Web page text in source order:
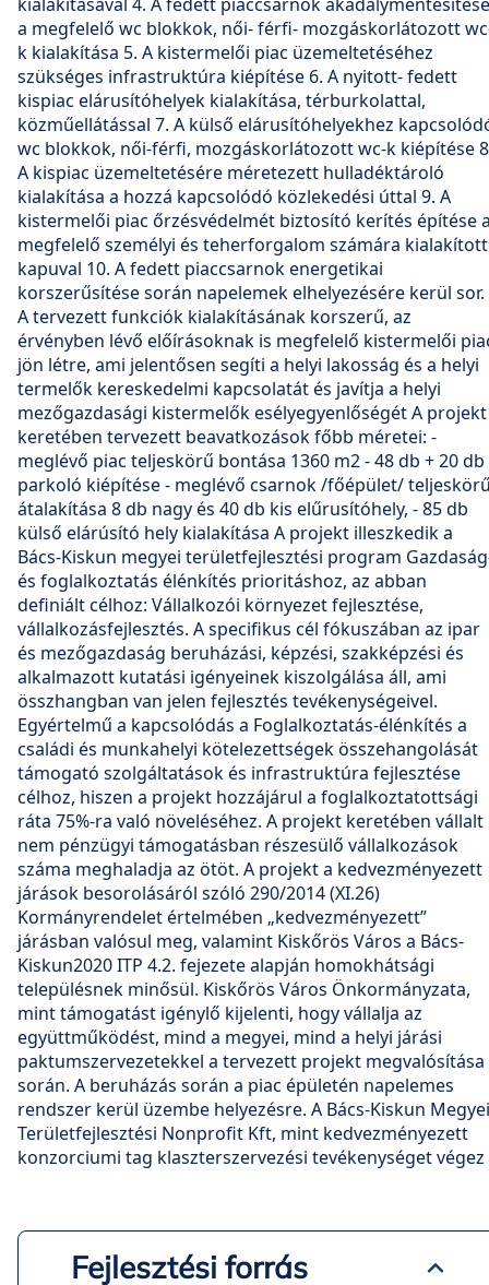
a megfelelő wc blokkok, női- férfi- mozgáskorlátozott
k kialakítása 5. A kistermelői piac üzemeltetéséhez
szükséges infrastruktúra kiépítése 6. A nyitott- fedett
kispiac elárusítóhelyek kialakítása, térburkolattal,
közműellátással 7. A külső elárusítóhelyekhez
wc blokkok, női-férfi, mozgáskorlátozott wc-k kiépítése
A kispiac üzemeltetésére méretezett hulladéktároló
kialakítása a hozzá kapcsolódó közlekedési úttal 9. A
kistermelői piac őrzésvédelmét biztosító kerítés építése
megfelelő személyi és teherforgalom számára kialakított
kapuval 10. A fedett piaccsarnok energetikai
korszerűsítése során napelemek elhelyezésére kerül sor.
A tervezett funkciók kialakításának korszerű, az
érvényben lévő előírásoknak is megfelelő kistermelői
jön létre, ami jelentősen segíti a helyi lakosság és a helyi
termelők kereskedelmi kapcsolatát és javítja a helyi
mezőgazdasági kistermelők esélyegyenlőségét A projekt
keretében tervezett beavatkozások főbb méretei: -
meglévő piac teljeskörű bontása 1360 m2 - 48 db + 20 db
parkoló kiépítése - meglévő csarnok /főépület/
átalakítása 8 db nagy és 40 db kis elűrusítóhely, - 85 db
külső elárúsító hely kialakítása A projekt illeszkedik a
Bács-Kiskun megyei területfejlesztési program
és foglalkoztatás élénkítés prioritáshoz, az abban
definiált célhoz: Vállalkozói környezet fejlesztése,
vállalkozásfejlesztés. A specifikus cél fókuszában az ipar
és mezőgazdaság beruházási, képzési, szakképzési és
alkalmazott kutatási igényeinek kiszolgálása áll, ami
összhangban van jelen fejlesztés tevékenységeivel.
Egyértelmű a kapcsolódás a Foglalkoztatás-élénkítés a
családi és munkahelyi kötelezettségek összehangolását
támogató szolgáltatások és infrastruktúra fejlesztése
célhoz, hiszen a projekt hozzájárul a foglalkoztatottsági
ráta 75%-ra való növeléséhez. A projekt keretében vállalt
nem pénzügyi támogatásban részesülő vállalkozások
száma meghaladja az ötöt. A projekt a kedvezményezett
járások besorolásáról szóló 290/2014 (XI.26)
Kormányrendelet értelmében „kedvezményezett”
járásban valósul meg, valamint Kiskőrös Város a Bács-
Kiskun2020 ITP 4.2. fejezete alapján homokhátsági
településnek minősül. Kiskőrös Város Önkormányzata,
mint támogatást igénylő kijelenti, hogy vállalja az
együttműködést, mind a megyei, mind a helyi járási
paktumszervezetekkel a tervezett projekt megvalósítása
során. A beruházás során a piac épületén napelemes
rendszer kerül üzembe helyezésre. A Bács-Kiskun Megyei
Területfejlesztési Nonprofit Kft, mint kedvezményezett
konzorciumi tag klaszterszervezési tevékenységet végez
Fejlesztési forrás